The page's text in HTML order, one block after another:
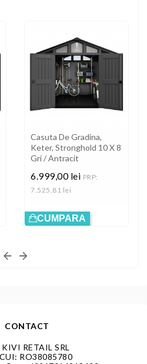
Casuta De Gradina,
Keter, Stronghold 10 X 8
Gri / Antracit
6.999,00 lei PRP:
7.525,81 lei
CUMPARA
CONTACT
KIVI RETAIL SRL
CUI: RO38085780